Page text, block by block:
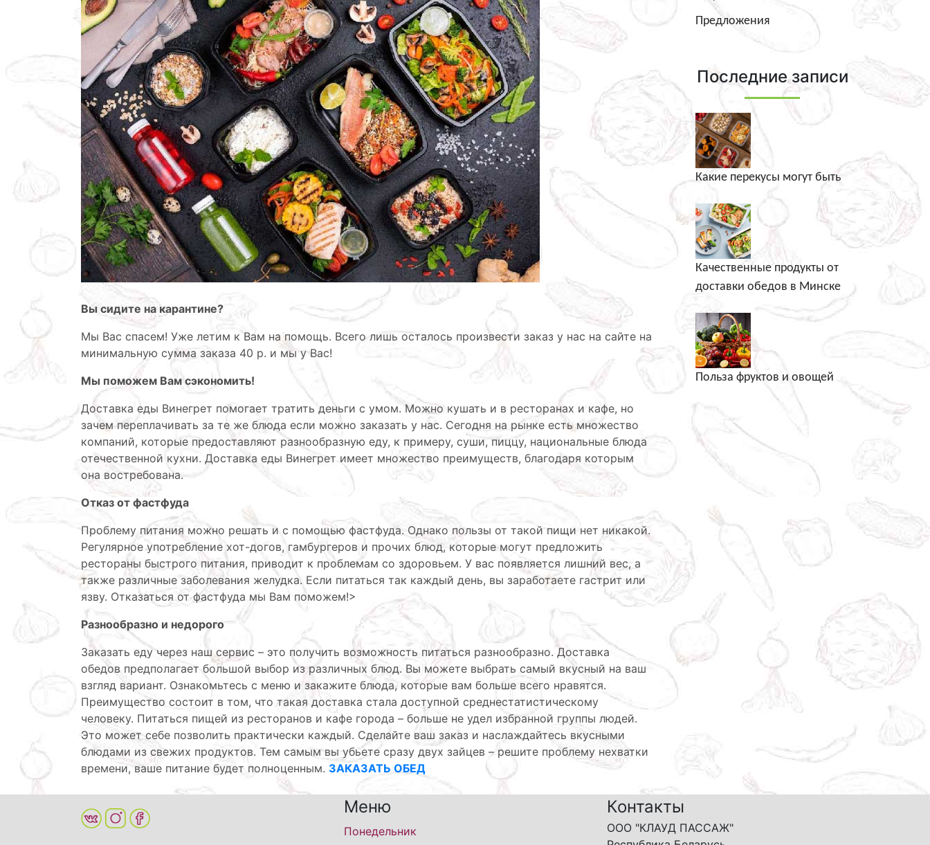
Вы сидите на карантине?
Мы Вас спасем! Уже летим к Вам на помощь. Всего лишь осталось произвести заказ у нас на сайте на
минимальную сумма заказа 40 р. и мы у Вас!
Мы поможем Вам сэкономить!
Доставка еды Винегрет помогает тратить деньги с умом. Можно кушать и в ресторанах и кафе, но
зачем переплачивать за те же блюда если можно заказать у нас. Сегодня на рынке есть множество
компаний, которые предоставляют разнообразную еду, к примеру, суши, пиццу, национальные блюда
отечественной кухни. Доставка еды Винегрет имеет множество преимуществ, благодаря которым
она востребована.
Отказ от фастфуда
Проблему питания можно решать и с помощью фастфуда. Однако пользы от такой пищи нет никакой.
Регулярное употребление хот-догов, гамбургеров и прочих блюд, которые могут предложить
рестораны быстрого питания, приводит к проблемам со здоровьем. У вас появляется лишний вес, а
также различные заболевания желудка. Если питаться так каждый день, вы заработаете гастрит или
язву. Отказаться от фастфуда мы Вам поможем!>
Разнообразно и недорого
Заказать еду через наш сервис – это получить возможность питаться разнообразно. Доставка
обедов предполагает большой выбор из различных блюд. Вы можете выбрать самый вкусный на ваш
взгляд вариант. Ознакомьтесь с меню и закажите блюда, которые вам больше всего нравятся.
Преимущество состоит в том, что такая доставка стала доступной среднестатистическому
человеку. Питаться пищей из ресторанов и кафе города – больше не удел избранной группы людей.
Это может себе позволить практически каждый. Сделайте ваш заказ и наслаждайтесь вкусными
блюдами из свежих продуктов. Тем самым вы убьете сразу двух зайцев – решите проблему нехватки
времени, ваше питание будет полноценным. ЗАКАЗАТЬ ОБЕД
Предложения
Последние записи
Какие перекусы могут быть
Качественные продукты от
доставки обедов в Минске
Польза фруктов и овощей
Меню
Понедельник
Контакты
ООО "КЛАУД ПАССАЖ"